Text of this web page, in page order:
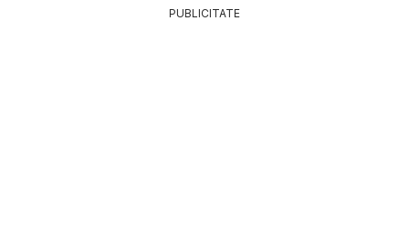
PUBLICITATE